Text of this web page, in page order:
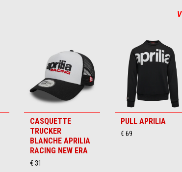
CASQUETTE
TRUCKER
BLANCHE APRILIA
RACING NEW ERA
€ 31
PULL APRILIA
€ 69